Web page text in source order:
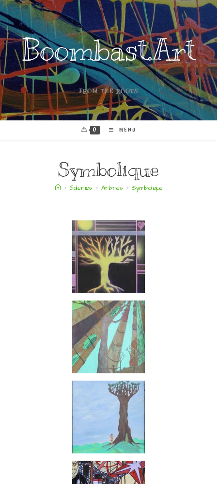
Boombast.Art
FROM THE ROOTS
0 MENU
Symbolique
> Galeries > Arbres > Symbolique